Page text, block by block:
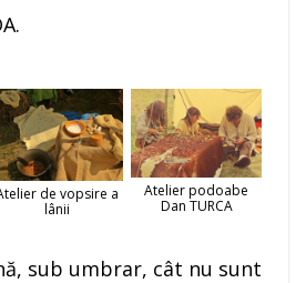
de vopsire a
lânii
Atelier podoabe
Dan TURCA
sub umbrar, cât nu sunt